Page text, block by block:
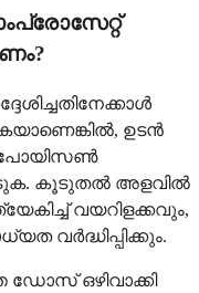
ഉടൻ
പോയിസൺ
കൂടുതൽ അളവിൽ
വയറിളക്കവും,
വർദ്ധിപ്പിക്കും.
ഒഴിവാക്കി